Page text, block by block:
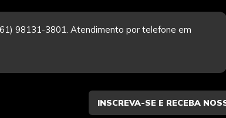
98131-3801. Atendimento por telefone em